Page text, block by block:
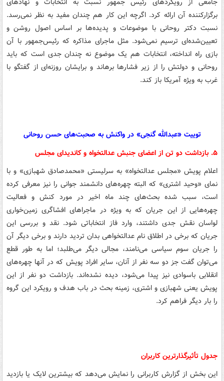
برگزارکننده آن ارائه کرد. اگرچه این کار هم چندان مفید به نظر نمی‌رسد.
نسبت دکتر روحانی با موضوعات و پدیده‌ها بر اساس اصول روشن و
تعیین‌شده‌ای ترسیم نمی‌شود. مثل ماجرای مذاکره که رئیس‌جمهور با آن
بازی راه انداخته، انتخابات هم یک موضوع نه چندان جدی است که باید
روحانی و دولتش را از زیر فشارها برهاند و برایشان روزنه‌ای از گفتگو با
غرب به ویژه آمریکا باز کند.
توییت «عبدالله گنجی» در واکنش به صحبت‌های حسن روحانی
۵. بازداشت دو تن از اعضای جنبش عدالتخواه و کاندیدای مجلس
اعلام پویش «مجلس عدالتخواه» به سرلیستی «محمدصادق شهبازی» و با
نمای «وحید اشتری» که البته چهره‌های دانشمند جوانی را نیز معرفی کرده
است، سبب شده بحث‌های چند ماه اخیر در مورد کنش و فعالیت
چهره‌هایی از این جریان که به ویژه در ماجراهای افشاگری زمین‌خواری
لواسان نقش جدی داشتند، وارد فاز انتخاباتی شود. نقد و بررسی این
جریان که برخی در اطلاق نام عدالتخواهی بدان تردید دارند و برخی دیگر آن
را جریان سوم سیاسی می‌نامند، مجالی دیگر می‌طلبد؛ اما به طور قطع
می‌توان گفت جز دو سه نفر از آنان، سایر افراد پویش که در آنها چهره‌های
انقلابی باسوادی نیز پیدا می‌شود، دیده نشده‌اند. بازداشت دو نفر از این
پویش یعنی شهبازی و اشتری، زمینه بحث در باب هدف و رویکرد این گروه
را بار دیگر فراهم کرد.
جدول تأثیرگذارترین کاربران
این بخش از گزارش کاربرانی را نمایش می‌دهد که بیشترین لایک یا بازدید